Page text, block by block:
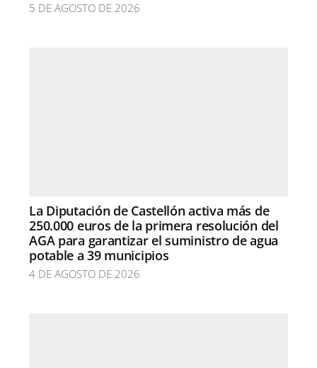
5 DE AGOSTO DE 2026
La Diputación de Castellón activa más de
250.000 euros de la primera resolución del
AGA para garantizar el suministro de agua
potable a 39 municipios
4 DE AGOSTO DE 2026